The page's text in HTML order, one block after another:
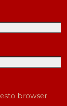
browser